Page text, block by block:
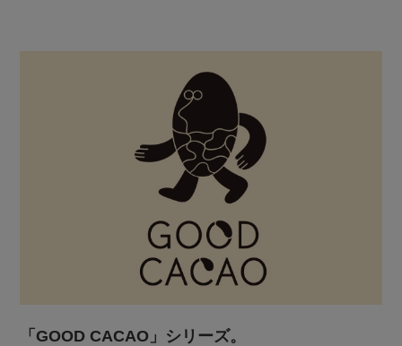
「GOOD CACAO」シリーズ。